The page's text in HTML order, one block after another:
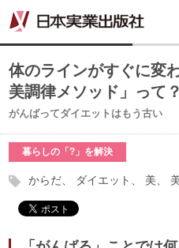
体のラインがすぐに変
美調律メソッド」って？
がんばってダイエットはもう古い
暮らしの「?」を解決
からだ ダイエット 美